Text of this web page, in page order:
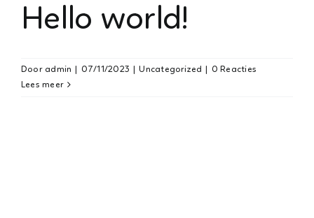
Contact
Hello world!
Door admin | 07/11/2023 | Uncategorized |
0 Reacties
Lees meer